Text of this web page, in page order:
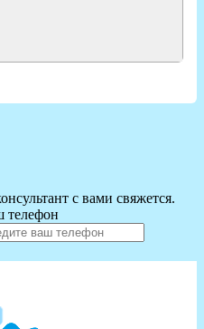
с вами свяжется.
телефон